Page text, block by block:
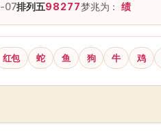
07排列五98277梦兆为： 绩
红包 蛇 鱼 狗 牛 鸡